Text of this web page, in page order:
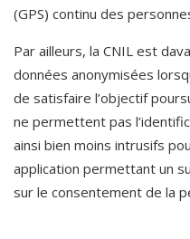
(GPS) continu des
Par ailleurs, la CNIL est
données anonymisées
de satisfaire l’objectif
ne permettent pas
ainsi bien moins intrusifs
application permettant un
sur le consentement de la